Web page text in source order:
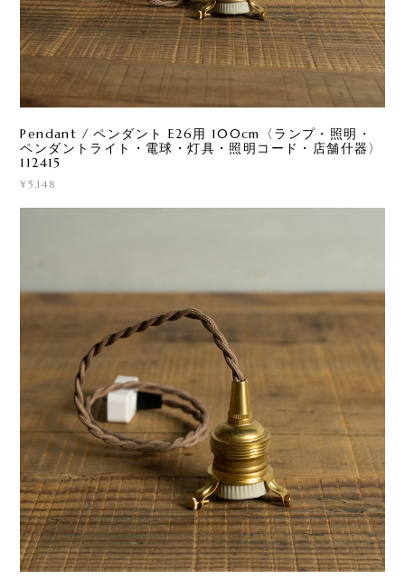
Pendant / ペンダント E26用 100cm〈ランプ・照明・
ペンダントライト・電球・灯具・照明コード・店舗什器〉
112415
¥5,148